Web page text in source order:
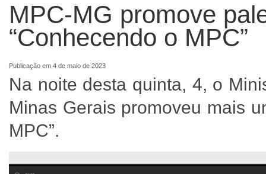
MPC-MG promove
“Conhecendo o MPC”
Publicação em 4 de maio de 2023
Na noite desta quinta, 4, o
Minas Gerais promoveu mais
MPC”.